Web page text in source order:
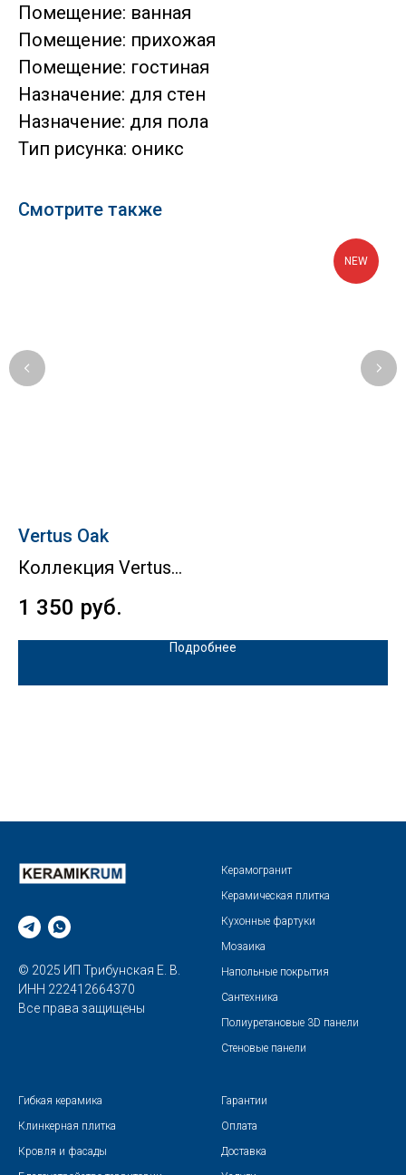
Помещение: ванная
Помещение: прихожая
Помещение: гостиная
Назначение: для стен
Назначение: для пола
Тип рисунка: оникс
Смотрите также
NEW
Vertus Oak
Коллекция Vertus
1 350 руб.
Подробнее
© 2025 ИП Трибунская Е. В.
ИНН 222412664370
Все права защищены
Керамогранит
Керамическая плитка
Кухонные фартуки
Мозаика
Напольные покрытия
Сантехника
Полиуретановые 3D панели
Стеновые панели
Гибкая керамика
Клинкерная плитка
Кровля и фасады
Гарантии
Оплата
Доставка